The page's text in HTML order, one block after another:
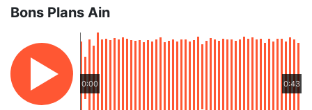
Bons Plans Ain
0:00 0:43